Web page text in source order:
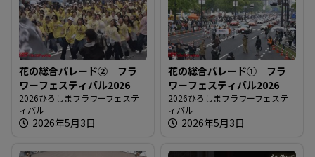
花の総合パレード② フラ
ワーフェスティバル2026
2026ひろしまフラワーフェステ
ィバル
2026年5月3日
花の総合パレード① フラ
ワーフェスティバル2026
2026ひろしまフラワーフェステ
ィバル
2026年5月3日